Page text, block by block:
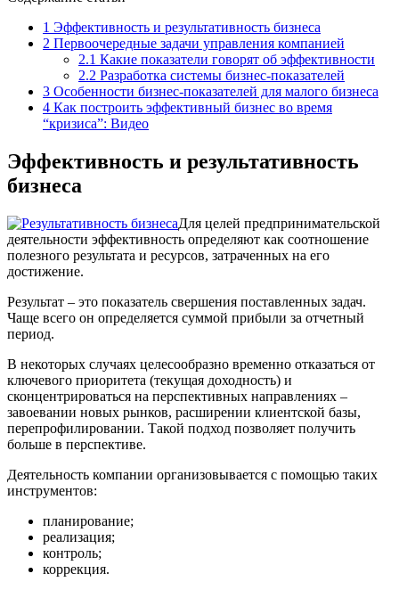
1 Эффективность и результативность бизнеса
2 Первоочередные задачи управления компанией
2.1 Какие показатели говорят об эффективности
2.2 Разработка системы бизнес-показателей
3 Особенности бизнес-показателей для малого бизнеса
4 Как построить эффективный бизнес во время
“кризиса”: Видео
Эффективность и результативность
бизнеса
Для целей предпринимательской
деятельности эффективность определяют как соотношение
полезного результата и ресурсов, затраченных на его
достижение.
Результат – это показатель свершения поставленных задач.
Чаще всего он определяется суммой прибыли за отчетный
период.
В некоторых случаях целесообразно временно отказаться от
ключевого приоритета (текущая доходность) и
сконцентрироваться на перспективных направлениях –
завоевании новых рынков, расширении клиентской базы,
перепрофилировании. Такой подход позволяет получить
больше в перспективе.
Деятельность компании организовывается с помощью таких
инструментов:
планирование;
реализация;
контроль;
коррекция.